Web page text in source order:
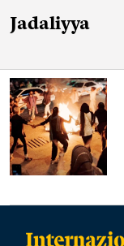
Jadaliyya